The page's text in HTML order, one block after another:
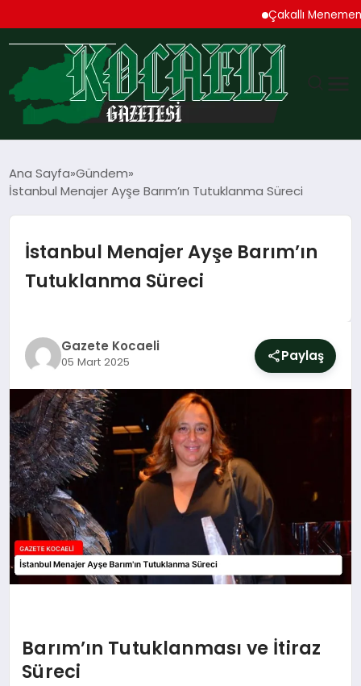
Çakallı Menemeni
EKONOMI
SPOR
SIYASET
YAŞAM
DÜNYA
SAĞLIK
EĞITIM
Ana Sayfa Gündem
İstanbul Menajer Ayşe Barım’ın Tutuklanma Süreci
İstanbul Menajer Ayşe Barım’ın
Tutuklanma Süreci
Gazete Kocaeli
05 Mart 2025 Paylaş
Barım’ın Tutuklanması ve İtiraz
Süreci